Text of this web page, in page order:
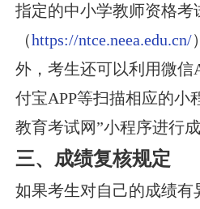
指定的中小学教师资格考
（https://ntce.neea.edu.cn/
外，考生还可以利用微信
付宝APP等扫描相应的小
教育考试网”小程序进行
三、成绩复核规定
如果考生对自己的成绩有